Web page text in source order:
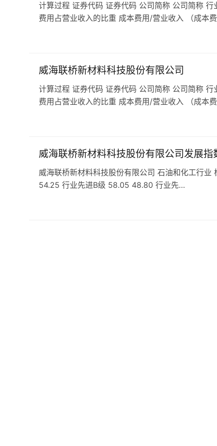
计算过程 证券代码 证券代码 公司简称 公司简称
费用占营业收入的比重 成本费用/营业收入 （成本
威海联桥新材料科技股份有限公司
计算过程 证券代码 证券代码 公司简称 公司简称
费用占营业收入的比重 成本费用/营业收入 （成本
威海联桥新材料科技股份有限公司发展指
威海联桥新材料科技股份有限公司 石油和化工行
54.25 行业先进B级 58.05 48.80 行业先…